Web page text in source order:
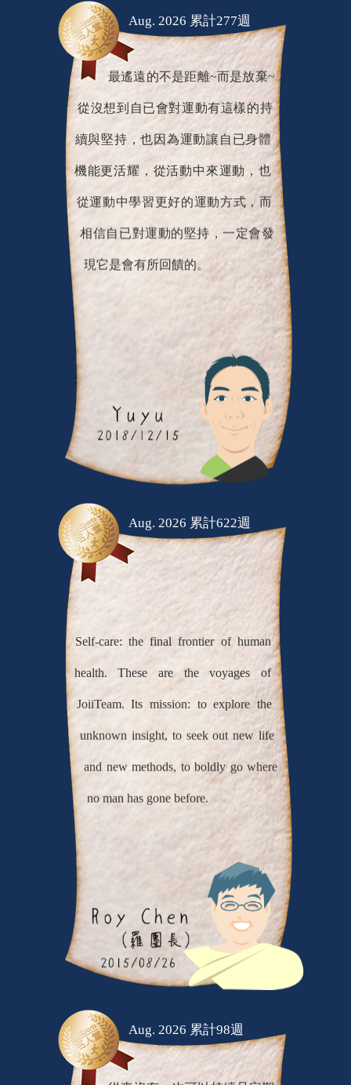
Aug. 2026 累計277週
最遙遠的不是距離~而是放棄~
從沒想到自已會對運動有這樣的持
續與堅持，也因為運動讓自已身體
機能更活耀，從活動中來運動，也
從運動中學習更好的運動方式，而
相信自已對運動的堅持，一定會發
現它是會有所回饋的。
Aug. 2026 累計622週
Self-care: the final frontier of human
health. These are the voyages of
JoiiTeam. Its mission: to explore the
unknown insight, to seek out new life
and new methods, to boldly go where
no man has gone before.
Aug. 2026 累計98週
從來沒有一次可以持續且定期